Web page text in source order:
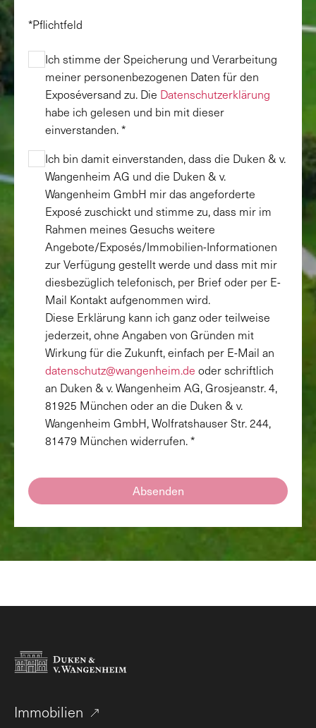
*Pflichtfeld
Ich stimme der Speicherung und Verarbeitung
meiner personenbezogenen Daten für den
Exposéversand zu. Die Datenschutzerklärung
habe ich gelesen und bin mit dieser
einverstanden. *
Ich bin damit einverstanden, dass die Duken & v.
Wangenheim AG und die Duken & v.
Wangenheim GmbH mir das angeforderte
Exposé zuschickt und stimme zu, dass mir im
Rahmen meines Gesuchs weitere
Angebote/Exposés/Immobilien-Informationen
zur Verfügung gestellt werde und dass mit mir
diesbezüglich telefonisch, per Brief oder per E-
Mail Kontakt aufgenommen wird.
Diese Erklärung kann ich ganz oder teilweise
jederzeit, ohne Angaben von Gründen mit
Wirkung für die Zukunft, einfach per E-Mail an
datenschutz@wangenheim.de oder schriftlich
an Duken & v. Wangenheim AG, Grosjeanstr. 4,
81925 München oder an die Duken & v.
Wangenheim GmbH, Wolfratshauser Str. 244,
81479 München widerrufen. *
Absenden
Immobilien